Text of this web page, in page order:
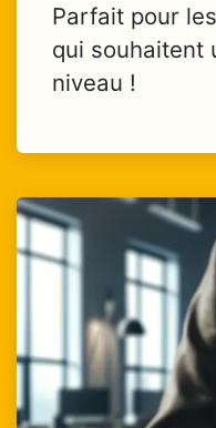
Parfait pour
qui souhaitent
niveau !